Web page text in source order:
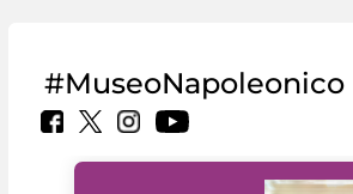
#MuseoNapoleonico